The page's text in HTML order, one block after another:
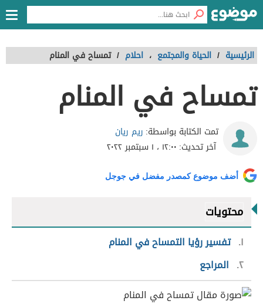
الرئيسية / الحياة والمجتمع ، احلام / تمساح في المنام
تمساح في المنام
تمت الكتابة بواسطة: ريم ريان
آخر تحديث: ١٢:٠٠ ، ١ سبتمبر ٢٠٢٢
أضف موضوع كمصدر مفضل في جوجل
محتويات
١ تفسير رؤيا التمساح في المنام
٢ المراجع